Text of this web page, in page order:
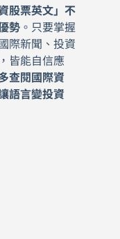
股票英文」不
勢 。只要掌握
際新聞、投資
皆能自信應
查閱國際資
語言變投資